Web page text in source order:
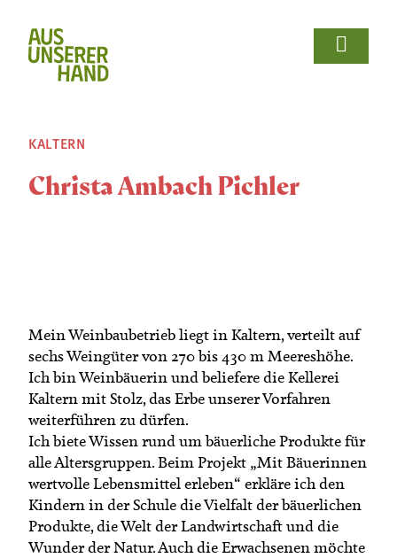


Über uns
wachsen - leben"
Berichte und Aktuelles
Termine
Mitgliedschaft
Landessekretariat
Für Bäuerinnen

Aus- und Weiterbildung

Rezepte


Termine




Hof- & Gartenführungen

Produktpräsentationen & Verkostungen

Bäuerliche Buffets

Hofgeschichten

KALTERN
Christa Ambach Pichler
Mein Weinbaubetrieb liegt in Kaltern, verteilt auf
sechs Weingüter von 270 bis 430 m Meereshöhe.
Ich bin Weinbäuerin und beliefere die Kellerei
Kaltern mit Stolz, das Erbe unserer Vorfahren
weiterführen zu dürfen.
Ich biete Wissen rund um bäuerliche Produkte für
alle Altersgruppen. Beim Projekt „Mit Bäuerinnen
wertvolle Lebensmittel erleben“ erkläre ich den
Kindern in der Schule die Vielfalt der bäuerlichen
Produkte, die Welt der Landwirtschaft und die
Wunder der Natur. Auch die Erwachsenen möchte